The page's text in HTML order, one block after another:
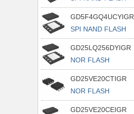
GD5F4GQ4UCYIGR
SPI NAND FLASH
GD25LQ256DYIGR
NOR FLASH
GD25VE20CTIGR
NOR FLASH
GD25VE20CEIGR